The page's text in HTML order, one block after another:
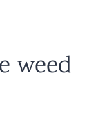
weed